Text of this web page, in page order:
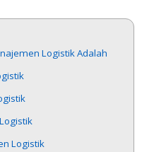
Logistik Adalah
Logistik